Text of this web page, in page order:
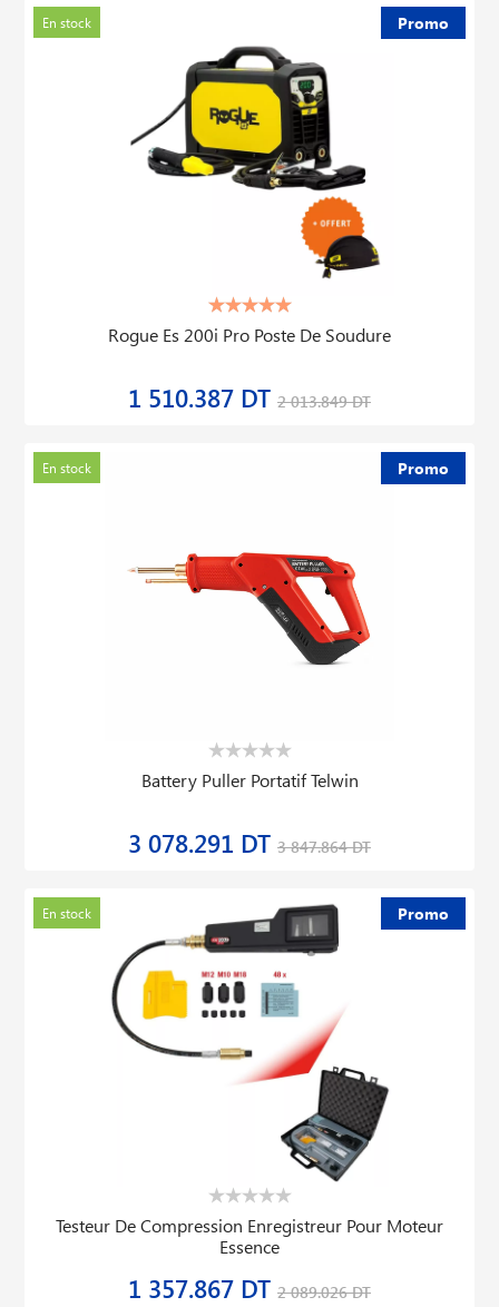
Promo
En stock
Rogue Es 200i Pro Poste De Soudure
1 510.387 DT 2 013.849 DT
Promo
En stock
Battery Puller Portatif Telwin
3 078.291 DT 3 847.864 DT
Promo
En stock
Testeur De Compression Enregistreur Pour Moteur
Essence
1 357.867 DT 2 089.026 DT